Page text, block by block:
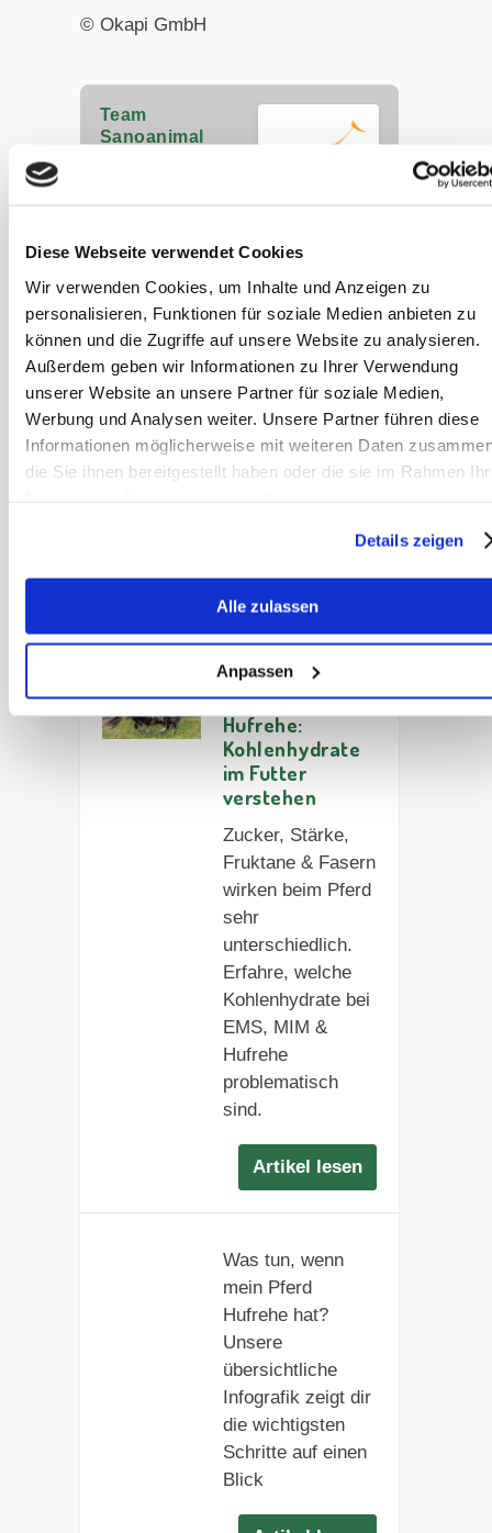
Diese Webseite verwendet Cookies
Wir verwenden Cookies, um Inhalte und Anzeigen zu
personalisieren, Funktionen für soziale Medien anbieten zu
können und die Zugriffe auf unsere Website zu analysieren.
Außerdem geben wir Informationen zu Ihrer Verwendung
unserer Website an unsere Partner für soziale Medien,
Werbung und Analysen weiter. Unsere Partner führen diese
Informationen möglicherweise mit weiteren Daten
die Sie ihnen bereitgestellt haben oder die sie im Rahmen
Details zeigen
Alle zulassen
Anpassen
© Okapi GmbH
Team
Sanoanimal
Futterberatung und integrierte
umfassender Erfahrung in der
Behandlung von
Stoffwechselproblemen setzen wir auf
artgerechte Fütterung und
naturheilkundliche Mittel, um die
Gesundheit Ihres Pferdes zu
verbessern. Profitieren Sie von
unserem Wissen für das Wohl Ihres
Pferdes.
sanoanimal.de
Artikel zu
Kategorie
EMS, MIM,
Hufrehe:
Kohlenhydrate
im Futter
verstehen
Zucker, Stärke,
Fruktane & Fasern
wirken beim Pferd
sehr
unterschiedlich.
Erfahre, welche
Kohlenhydrate bei
EMS, MIM &
Hufrehe
problematisch
sind.
Artikel lesen
Was tun, wenn
mein Pferd
Hufrehe hat?
Unsere
übersichtliche
Infografik zeigt dir
die wichtigsten
Schritte auf einen
Blick